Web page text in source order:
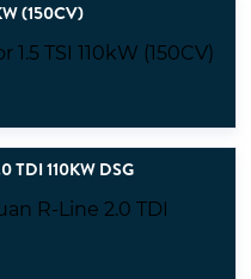
(150CV)
TDI 110KW DSG